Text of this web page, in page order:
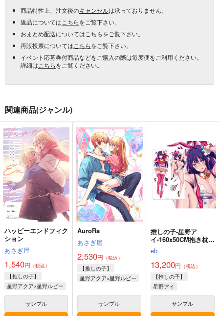
商品特性上、注文後のキャンセルは承っておりません。
返品については こちらをご覧下さい。
おまとめ配送については こちらをご覧下さい。
再販投票については こちらをご覧下さい。
イベント応募券付商品などをご購入の際は毎度便をご利用ください。
詳細は こちらをご覧ください。
関連商品(ジャンル)
ハッピーエンドフィク
ション
あさぎ屋
1,540円 （税込）
【推しの子】
星野アクア×星野ルビー
サンプル
AuroRa
あさぎ屋
2,530円 （税込）
【推しの子】
星野アクア×星野ルビー
サンプル
推しの子-星野ア
イ-160x50CM抱き枕カ
バー【1187】
eb
13,200円 （税込）
【推しの子】
星野アイ
サンプル